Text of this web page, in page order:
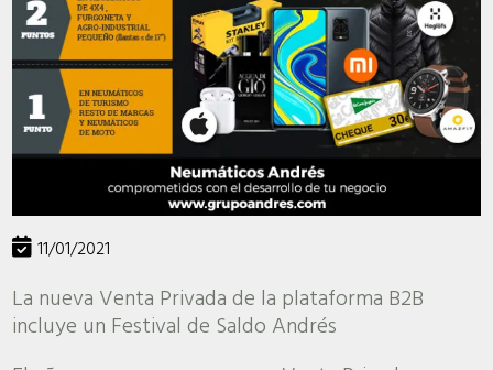
11/01/2021
La nueva Venta Privada de la plataforma B2B
incluye un Festival de Saldo Andrés